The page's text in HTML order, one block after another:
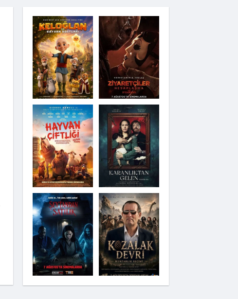
Hayvan Çiftliği
Karanlıktan Gelen
Şeytandan Satılık
Kozalak Devri
Moana